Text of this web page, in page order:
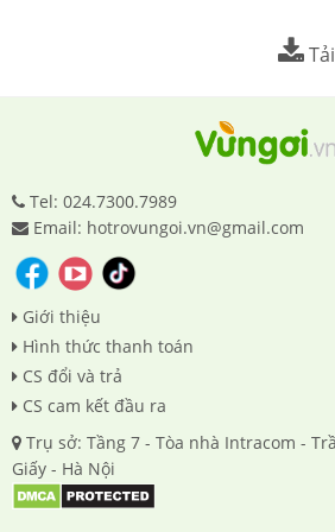
Tel: 024.7300.7989
Email: hotrovungoi.vn@gmail.com
Giới thiệu
Hình thức thanh toán
CS đổi và trả
CS cam kết đầu ra
Trụ sở: Tầng 7 - Tòa nhà Intracom -
Giấy - Hà Nội